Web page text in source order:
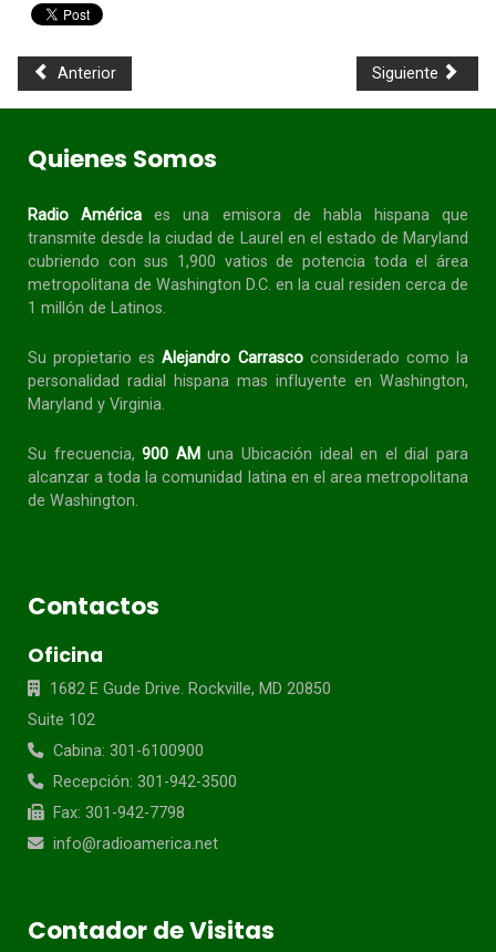
Anterior Siguiente
Quienes Somos
Radio América es una emisora de habla hispanaque
transmite desde la ciudad de Laurel en el estado de Maryland
cubriendo con sus 1,900 vatios de potencia toda el área
metropolitana de Washington D.C. en la cual residen cerca de
1 millón de Latinos.
Su propietario esAlejandro Carrascoconsiderado como la
personalidad radial
hispana mas influyente en Washington,
Maryland y Virginia.
Su frecuencia, 900 AM una Ubicación ideal en el dial para
alcanzar a toda lacomunidad latina en el area metropolitana
de Washington.
Contactos
Oficina
1682 E Gude Drive. Rockville, MD 20850
Suite 102
Cabina: 301-6100900
Recepción: 301-942-3500
Fax: 301-942-7798
info@radioamerica.net
Contador de Visitas